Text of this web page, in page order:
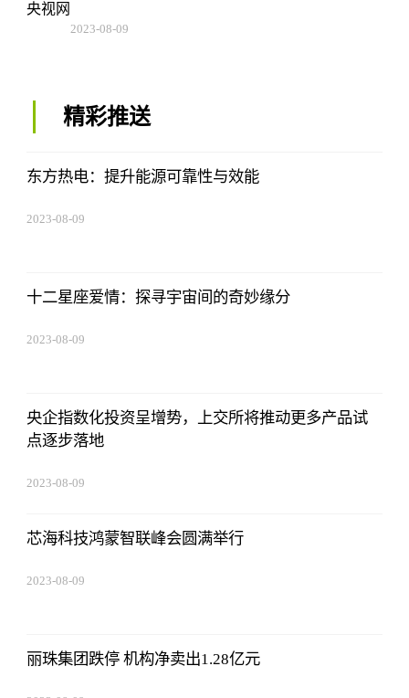
央视网
2023-08-09
精彩推送
东方热电：提升能源可靠性与效能
2023-08-09
十二星座爱情：探寻宇宙间的奇妙缘分
2023-08-09
央企指数化投资呈增势，上交所将推动更多产品试
点逐步落地
2023-08-09
芯海科技鸿蒙智联峰会圆满举行
2023-08-09
丽珠集团跌停 机构净卖出1.28亿元